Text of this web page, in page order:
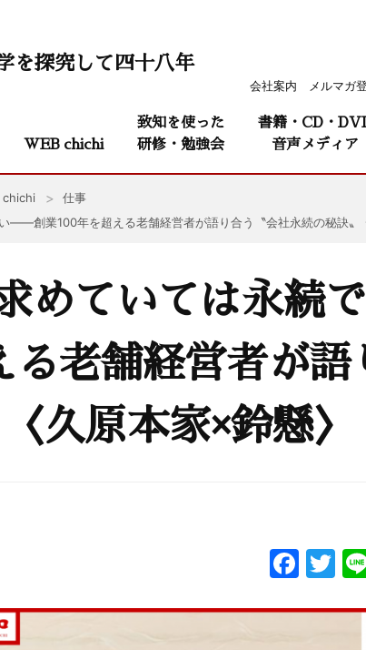
会社案内 メルマガ
を探究して四十八年
WEB chichi
致知を使った
研修・勉強会
書籍・CD・
音声メディア
chichi
仕事
——創業100年を超える老舗経営者が語り合う〝会社永続の秘訣〟
めていては永
る老舗経営者が
久原本家×鈴懸〉
F
a
c
T
w
itt